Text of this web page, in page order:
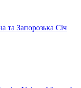
та Запорозька Січ